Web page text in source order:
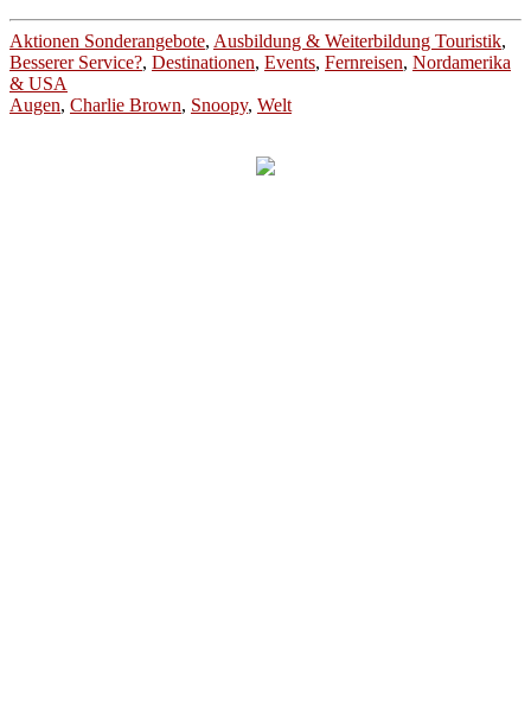
Aktionen Sonderangebote, Ausbildung & Weiterbildung Touristik,
Besserer Service?, Destinationen, Events, Fernreisen, Nordamerika
& USA
Augen, Charlie Brown, Snoopy, Welt